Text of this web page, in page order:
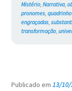
Mistério, Narrativa,
pronomes,
engraçadas,
transformação,
Publicado em 13/10/